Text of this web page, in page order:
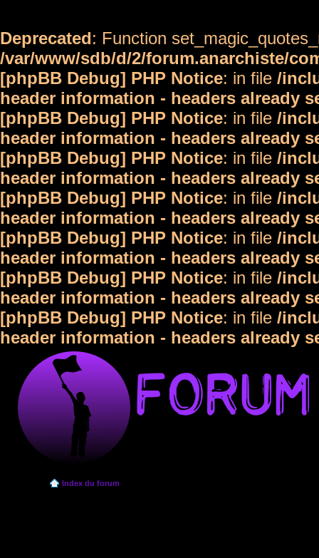
Deprecated: Function
/var/www/sdb/d/2/forum.anarchiste/
[phpBB Debug] PHP Notice: in file /
header information - headers already
[phpBB Debug] PHP Notice: in file /
header information - headers already
[phpBB Debug] PHP Notice: in file /
header information - headers already
[phpBB Debug] PHP Notice: in file /
header information - headers already
[phpBB Debug] PHP Notice: in file /
header information - headers already
[phpBB Debug] PHP Notice: in file /
header information - headers already
[phpBB Debug] PHP Notice: in file /
header information - headers already
Index du forum